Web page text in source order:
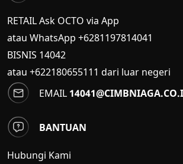
RETAIL Ask OCTO via App
atau WhatsApp +6281197814041
BISNIS 14042
atau +622180655111 dari luar negeri
EMAIL
BANTUAN
Hubungi Kami